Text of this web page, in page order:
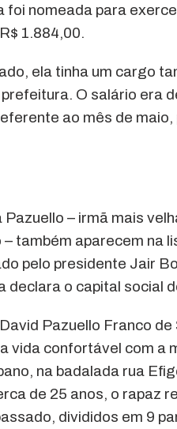
foi nomeada para
1.884,00.
ela tinha um cargo
O salário era
ao mês de
Pazuello – irmã mais
também aparecem na
pelo presidente Jair
declara o capital social
Pazuello Franco
vida confortável com a
na badalada rua
de 25 anos, o rapaz
divididos em 9